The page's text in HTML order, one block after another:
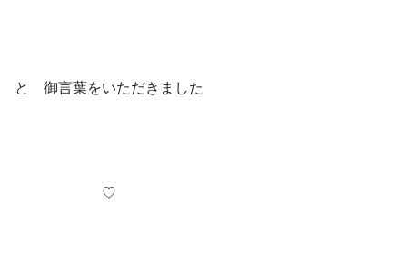
と 御言葉をいただきました
♡